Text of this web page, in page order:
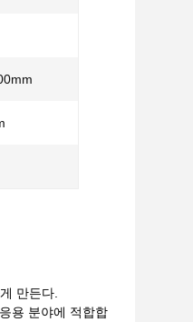
만든다.
용 분야에 적합합